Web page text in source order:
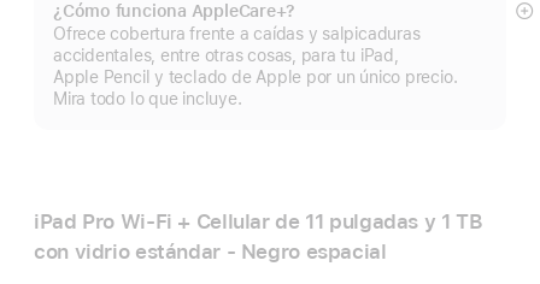
¿Cómo funciona AppleCare+?
Ofrece cobertura frente a caídas y salpicaduras
accidentales, entre otras cosas, para tu iPad,
Apple Pencil y teclado de Apple por un único precio.
Mira todo lo que incluye.
iPad Pro Wi‑Fi + Cellular de 11 pulgadas y 1 TB
con vidrio estándar - Negro espacial